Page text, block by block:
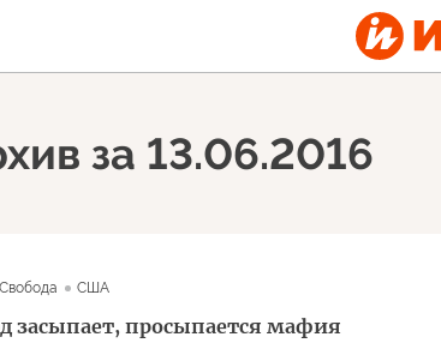
за 13.06.2016
США
засыпает, просыпается мафия